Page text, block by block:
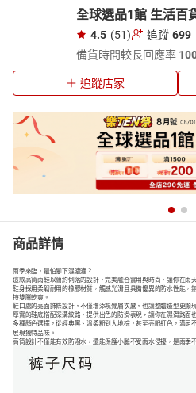
全球選品1館 生活百
4.5 (51) 追蹤 699
備貨時間較長回應率
追蹤店家
商品詳情
雨季來臨，最怕腳下濕漉漉？
這款高筒雨鞋以簡約俐落的設計，完美融合實用與時尚，讓你在雨
鞋身採用柔韌耐用的橡膠材質，觸感光滑且具備優異的防水性能，
持雙腳乾爽。
鞋口處的亮面飾條設計，不僅增添視覺層次感，也讓整體造型更顯
厚實的鞋底搭配深溝紋路，提供出色的防滑表現，讓你在濕滑路面
多種顏色選擇，從經典黑、溫柔粉到大地棕，甚至亮眼紅色，滿足
展現獨特品味。
高筒設計不僅能有效防潑水，還能保護小腿不受雨水侵擾，是雨季